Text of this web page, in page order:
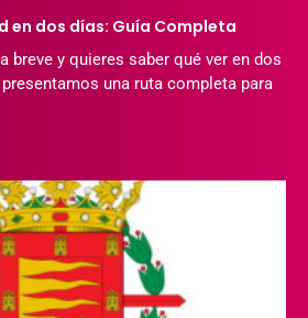
en dos días: Guía Completa
breve y quieres saber qué ver en dos
una ruta completa para